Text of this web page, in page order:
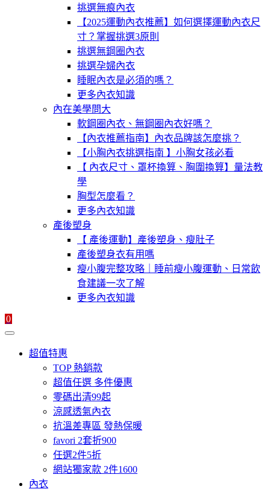
挑選無痕內衣
【2025運動內衣推薦】如何選擇運動內衣尺
寸？掌握挑選3原則
挑選無鋼圈內衣
挑選孕婦內衣
睡眠內衣是必須的嗎？
更多內衣知識
內在美學問大
軟鋼圈內衣、無鋼圈內衣好嗎？
【內衣推薦指南】內衣品牌該怎麼挑？
【小胸內衣挑選指南 】小胸女孩必看
【 內衣尺寸、罩杯換算、胸圍換算】量法教
學
胸型怎麼看？
更多內衣知識
產後塑身
【 產後運動】產後塑身、瘦肚子
產後塑身衣有用嗎
瘦小腹完整攻略｜睡前瘦小腹運動、日常飲
食建議一次了解
更多內衣知識
0
超值特惠
TOP 熱銷款
超值任選 多件優惠
零碼出清99起
涼感透氣內衣
抗溫差專區 發熱保暖
favori 2套折900
任選2件5折
網站獨家款 2件1600
內衣